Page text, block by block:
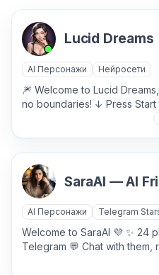
Lucid Dreams
AI Персонажи Нейросети
🎆 Welcome to Lucid
no boundaries! ↓ Press Start
SaraAI — AI
AI Персонажи Telegram
Welcome to SaraAI 💜 ✨ 24
Telegram 💬 Chat with them,